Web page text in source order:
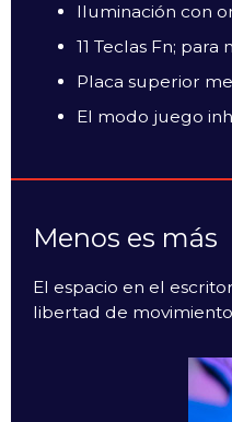
Iluminación con
11 Teclas Fn;
Placa superior
El modo juego
Menos es más
El espacio en el
libertad de